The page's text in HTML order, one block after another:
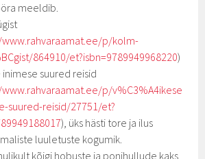
meeldib.
p/kolm-
864910/et?isbn=9789949968220)
inimese suured reisid
p/v%C3%A4ikese
suured-reisid/27751/et?
), üks hästi tore ja ilus
luuletuste kogumik.
kõigi hobuste ja ponihullude kaks